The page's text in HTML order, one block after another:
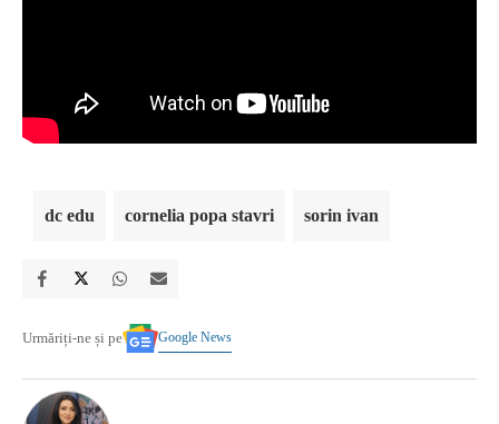
dc edu cornelia popa stavri sorin ivan
Urmăriți-ne și pe Google News